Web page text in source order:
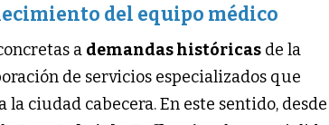
del equipo médico
a demandas históricas de la
de servicios especializados que
ciudad cabecera. En este sentido,